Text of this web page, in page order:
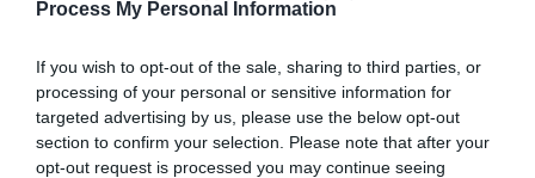
Process My Personal Information
If you wish to opt-out of the sale, sharing to third parties, or
processing of your personal or sensitive information for
targeted advertising by us, please use the below opt-out
section to confirm your selection. Please note that after your
opt-out request is processed you may continue seeing
Λειτουργία µνήµης βάθους, zero stop, µεταβλητή
έλεγχος υπερφόρτωσης, πλήρως αδιάβροχο σε πίεση
0.3 atm, µε αργή εκκίνηση και αργή ακινητοποίηση.
Όγκος τυλίγµατοςNo.5-1,200m No.6-1,000m No.8-800m
No.10-600m No.12-500m No.15-300m